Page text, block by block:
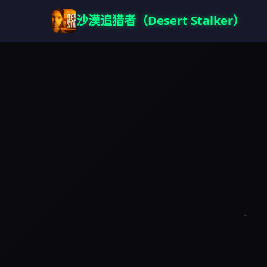
沙漠追猎者（Desert Stalker）